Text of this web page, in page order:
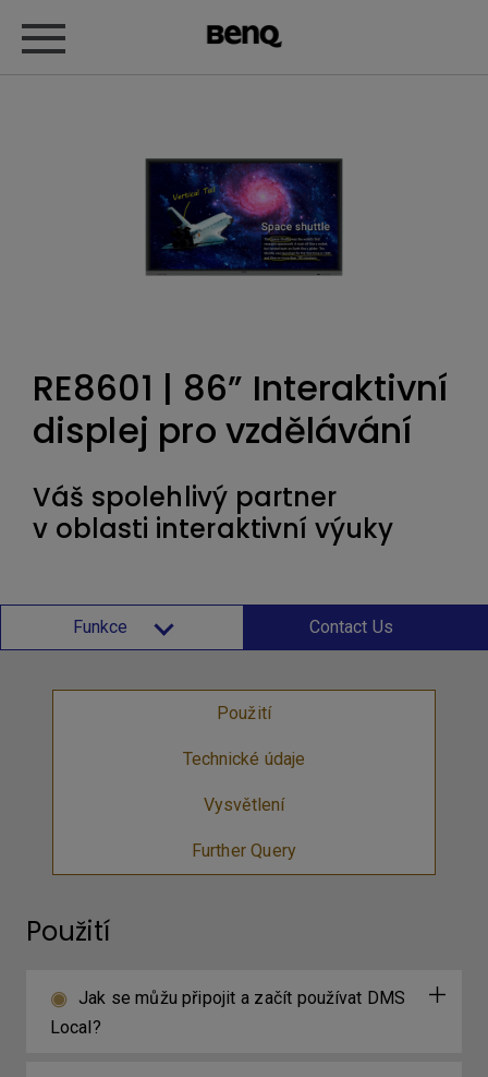
RE8601 | 86” Interaktivní
displej pro vzdělávání
Váš spolehlivý partner
v oblasti interaktivní výuky
Funkce Contact Us
Použití
Technické údaje
Vysvětlení
Further Query
Použití
Jak se můžu připojit a začít používat DMS
Local?